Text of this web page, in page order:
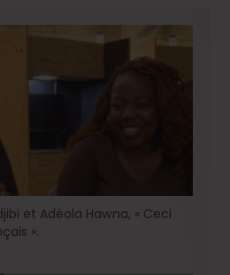
et Adéola Hawna, « Ceci
».